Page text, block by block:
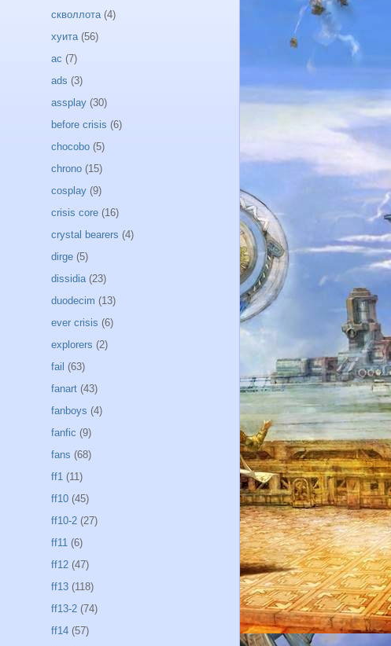
скволлота (4)
хуита (56)
ac (7)
ads (3)
assplay (30)
before crisis (6)
chocobo (5)
chrono (15)
cosplay (9)
crisis core (16)
crystal bearers (4)
dirge (5)
dissidia (23)
duodecim (13)
ever crisis (6)
explorers (2)
fail (63)
fanart (43)
fanboys (4)
fanfic (9)
fans (68)
ff1 (11)
ff10 (45)
ff10-2 (27)
ff11 (6)
ff12 (47)
ff13 (118)
ff13-2 (74)
ff14 (57)